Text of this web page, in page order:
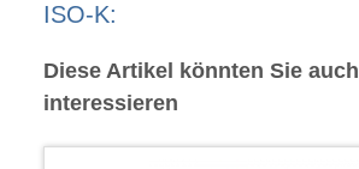
ISO-K:
Diese Artikel könnten Sie auch
interessieren